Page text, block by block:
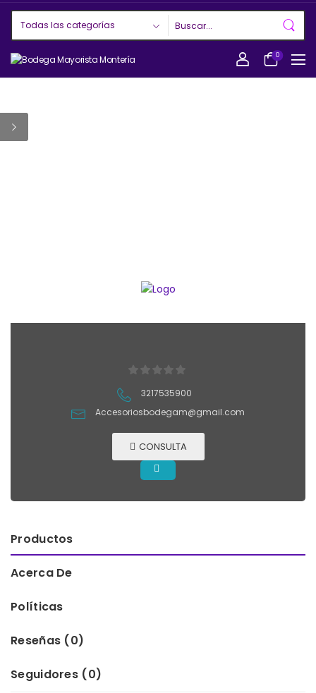
0
3217535900
Accesoriosbodegam@gmail.com
CONSULTA
Productos
Acerca De
Políticas
Reseñas (0)
Seguidores (0)